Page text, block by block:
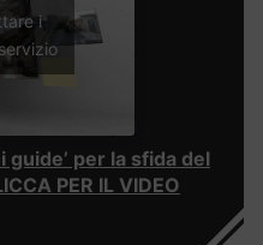
i
guide’ per la sfida del
PER IL VIDEO